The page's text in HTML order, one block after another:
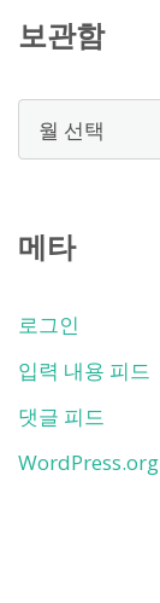
보관함
메타
로그인
입력 내용 피드
댓글 피드
WordPress.org